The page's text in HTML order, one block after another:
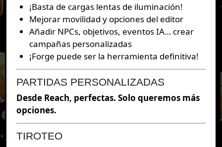
¡Basta de cargas lentas de iluminación!
Mejorar movilidad y opciones del editor
Añadir NPCs, objetivos, eventos IA… crear
campañas personalizadas
¡Forge puede ser la herramienta definitiva!
PARTIDAS PERSONALIZADAS
Desde Reach, perfectas. Solo queremos más
opciones.
TIROTEO